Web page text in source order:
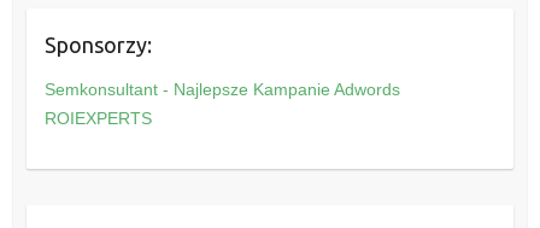
g
o
r
e
Sponsorzy:
Semkonsultant - Najlepsze Kampanie Adwords
ROIEXPERTS